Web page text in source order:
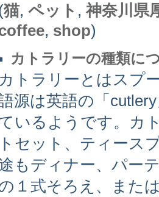
猫, ペット ,神奈川県
, shop)
カトラリーの種類に
カトラリーとはスプ
源は英語の「
いるようです。カ
トセット、ティース
もディナー、パー
１式そろえ、また